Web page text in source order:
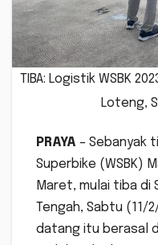
TIBA: Logistik WSBK
Loteng,
PRAYA – Sebanyak
Superbike (WSBK)
Maret, mulai tiba di
Tengah, Sabtu (11/
datang itu berasal